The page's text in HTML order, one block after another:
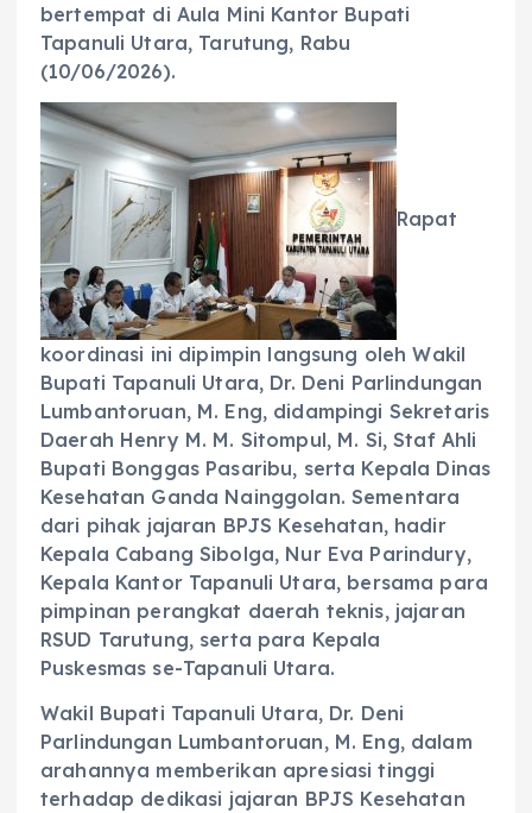
bertempat di Aula Mini Kantor Bupati
Tapanuli Utara, Tarutung, Rabu
(10/06/2026).
Rapat
koordinasi ini dipimpin langsung oleh Wakil
Bupati Tapanuli Utara, Dr. Deni Parlindungan
Lumbantoruan, M. Eng, didampingi Sekretaris
Daerah Henry M. M. Sitompul, M. Si, Staf Ahli
Bupati Bonggas Pasaribu, serta Kepala Dinas
Kesehatan Ganda Nainggolan. Sementara
dari pihak jajaran BPJS Kesehatan, hadir
Kepala Cabang Sibolga, Nur Eva Parindury,
Kepala Kantor Tapanuli Utara, bersama para
pimpinan perangkat daerah teknis, jajaran
RSUD Tarutung, serta para Kepala
Puskesmas se-Tapanuli Utara.
‎Wakil Bupati Tapanuli Utara, Dr. Deni
Parlindungan Lumbantoruan, M. Eng, dalam
arahannya memberikan apresiasi tinggi
terhadap dedikasi jajaran BPJS Kesehatan